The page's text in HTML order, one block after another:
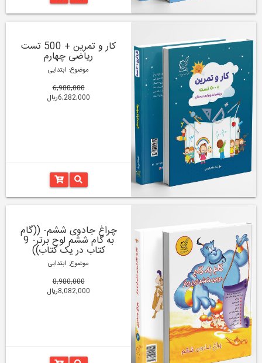
کار و تمرین + 500 تست
ریاضی چهارم
موضوع: ابتدایی
6,980,000
6,282,000ریال
چراغ جادوی ششم- ((گام
به گام ششم لوح برتر- 9
کتاب در یک کتاب))
موضوع: ابتدایی
8,980,000
8,082,000ریال